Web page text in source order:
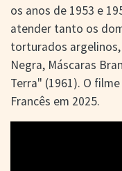
os anos de 1953 e
atender tanto os
torturados
Negra, Máscaras
Terra" (1961). O
Francês em 2025.